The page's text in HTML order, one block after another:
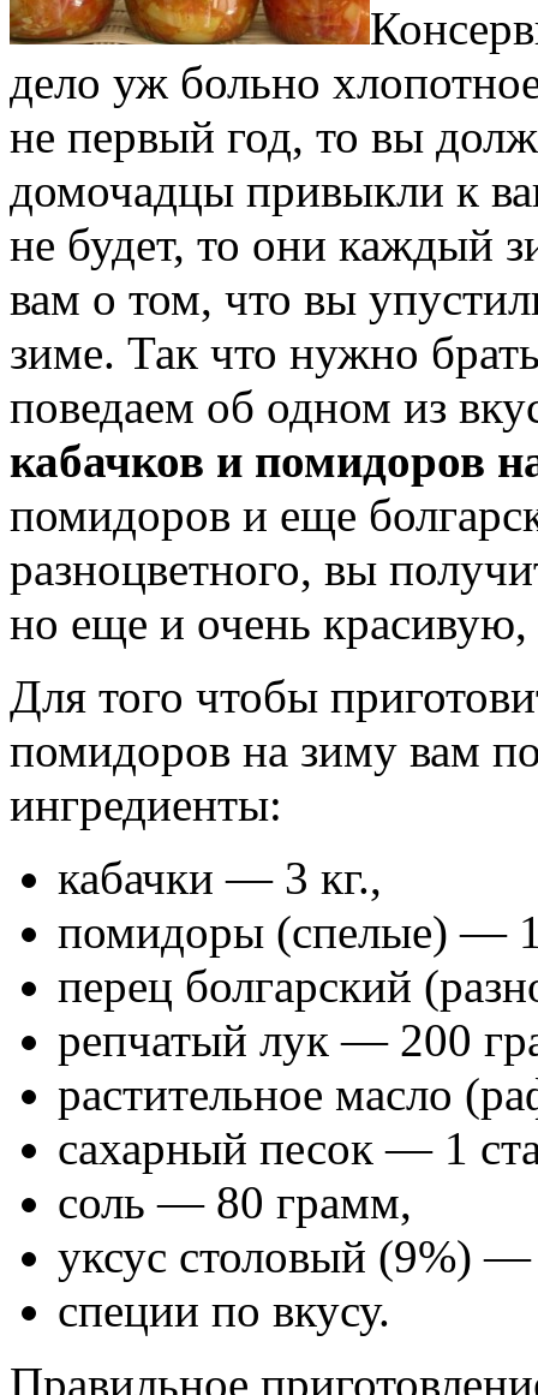
дело уж больно
не первый год, то вы
домочадцы привыкли к
не будет, то они каждый
вам о том, что вы
зиме. Так что нужно
поведаем об одном из
кабачков и помидоров
помидоров и еще
разноцветного, вы
но еще и очень
Для того чтобы
помидоров на зиму вам
ингредиенты:
кабачки — 3 кг.,
помидоры (спелые) —
перец болгарский
репчатый лук — 200
растительное масло
сахарный песок — 1
соль — 80 грамм,
уксус столовый (9%)
специи по вкусу.
Правильное